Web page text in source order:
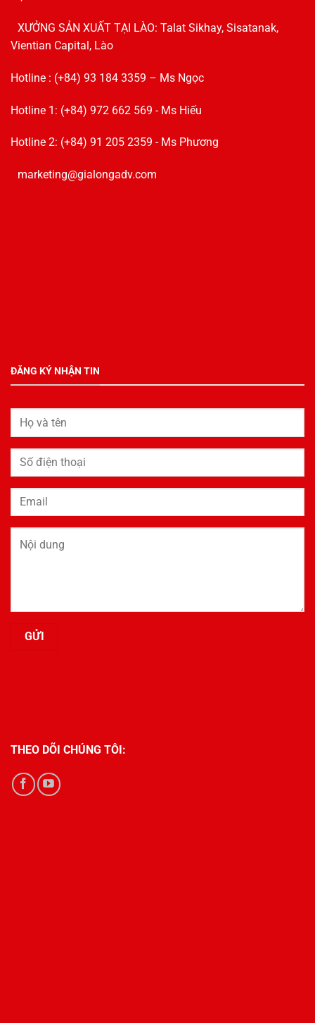
XƯỞNG SẢN XUẤT TẠI LÀO: Talat Sikhay, Sisatanak,
Vientian Capital, Lào
Hotline : (+84) 93 184 3359 – Ms Ngọc
Hotline 1: (+84) 972 662 569 - Ms Hiếu
Hotline 2: (+84) 91 205 2359 - Ms Phương
marketing@gialongadv.com
ĐĂNG KÝ NHẬN TIN
THEO DÕI CHÚNG TÔI: